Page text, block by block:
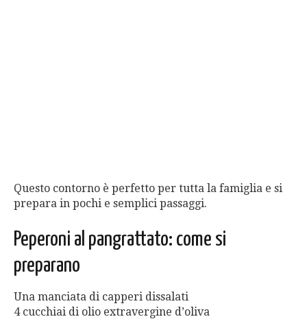
Questo contorno è perfetto per tutta la famiglia e si
prepara in pochi e semplici passaggi.
Peperoni al pangrattato: come si
preparano
Una manciata di capperi dissalati
4 cucchiai di olio extravergine d’oliva